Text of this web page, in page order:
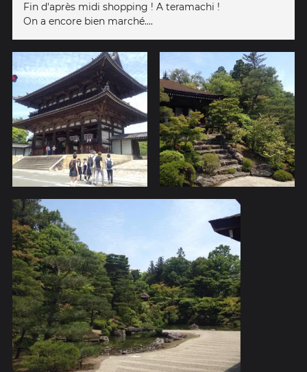
Fin d'après midi shopping ! A teramachi !
On a encore bien marché....